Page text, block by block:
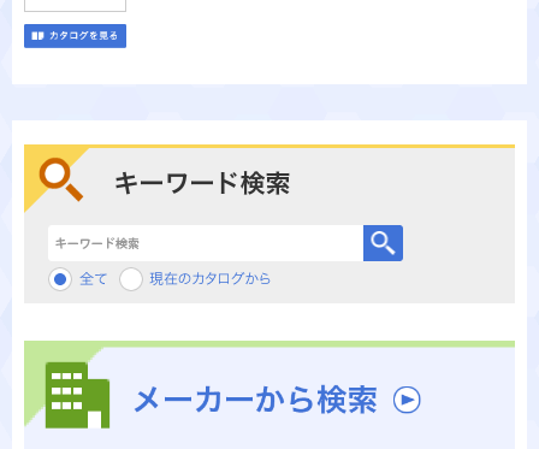
キーワード検索